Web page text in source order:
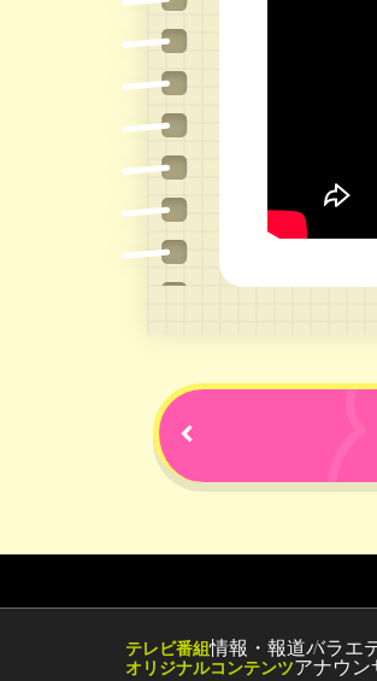
テレビ番組情報・報道バラエ
オリジナルコンテンツアナウン